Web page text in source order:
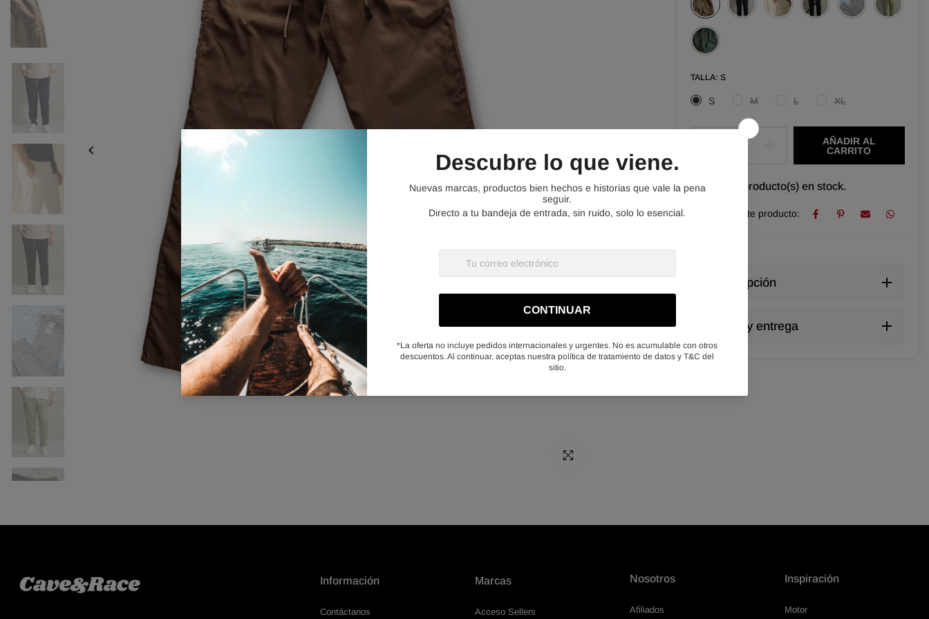
Click para alargar
TALLA: S
S M L XL
AÑADIR AL
CARRITO
producto(s) en stock.
Comparte este producto:
Descripción
Envío y entrega
Información
Contáctanos
Marcas
Acceso Sellers
Nosotros
Afiliados
Inspiración
Motor